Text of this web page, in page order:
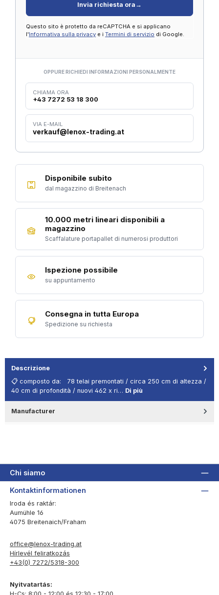
Invia richiesta ora →
Questo sito è protetto da reCAPTCHA e si applicano
l'Informativa sulla privacy e i Termini di servizio di Google.
OPPURE RICHIEDI INFORMAZIONI PERSONALMENTE
CHIAMA ORA
+43 7272 53 18 300
VIA E-MAIL
verkauf@lenox-trading.at
Disponibile subito
dal magazzino di Breitenach
10.000 metri lineari disponibili a
magazzino
Scaffalature portapallet di numerosi produttori
Ispezione possibile
su appuntamento
Consegna in tutta Europa
Spedizione su richiesta
Descrizione
📋 composto da: 78 telai premontati / circa 250 cm di altezza /
40 cm di profondità / nuovi 462 x ri… Di più
Manufacturer
Chi siamo
Kontaktinformationen
Iroda és raktár:
Aumühle 16
4075 Breitenaich/Fraham
office@lenox-trading.at
Hírlevél feliratkozás
+43(0) 7272/5318-300
Nyitvatartás: